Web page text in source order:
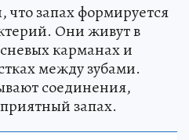
что запах формируется
Они живут в
карманах и
между зубами.
соединения,
запах.